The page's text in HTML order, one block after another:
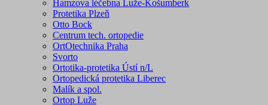
Hamzova léčebna Luže-Košumberk
Protetika Plzeň
Otto Bock
Centrum tech. ortopedie
OrtOtechnika Praha
Svorto
Ortotika-protetika Ústí n/L
Ortopedická protetika Liberec
Malík a spol.
Ortop Luže